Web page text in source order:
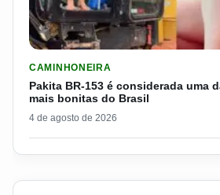
CAMINHONEIRA
Pakita BR-153 é considerada uma
mais bonitas do Brasil
4 de agosto de 2026